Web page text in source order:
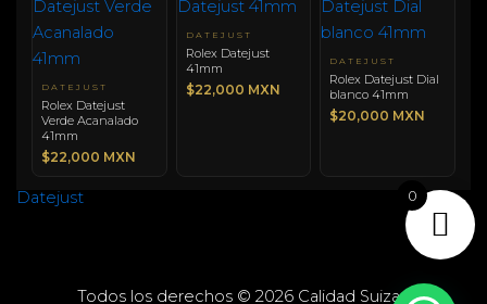
DATEJUST
Rolex Datejust
Verde Acanalado
41mm
$22,000 MXN
DATEJUST
Rolex Datejust
41mm
$22,000 MXN
DATEJUST
Rolex Datejust Dial
blanco 41mm
$20,000 MXN
Datejust
Todos los derechos © 2026 Calidad Suiza |
0